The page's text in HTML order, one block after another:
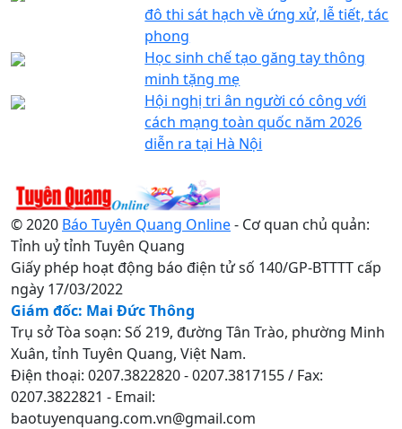
đô thi sát hạch về ứng xử, lễ tiết, tác
phong
Học sinh chế tạo găng tay thông
minh tặng mẹ
Hội nghị tri ân người có công với
cách mạng toàn quốc năm 2026
diễn ra tại Hà Nội
© 2020 Báo Tuyên Quang Online- Cơ quan chủ quản:
Tỉnh uỷ tỉnh Tuyên Quang
Giấy phép hoạt động báo điện tử số 140/GP-BTTTT cấp
ngày 17/03/2022
Giám đốc: Mai Đức Thông
Trụ sở Tòa soạn: Số 219, đường Tân Trào, phường Minh
Xuân, tỉnh Tuyên Quang, Việt Nam.
Điện thoại: 0207.3822820 - 0207.3817155 / Fax:
0207.3822821 - Email:
baotuyenquang.com.vn@gmail.com